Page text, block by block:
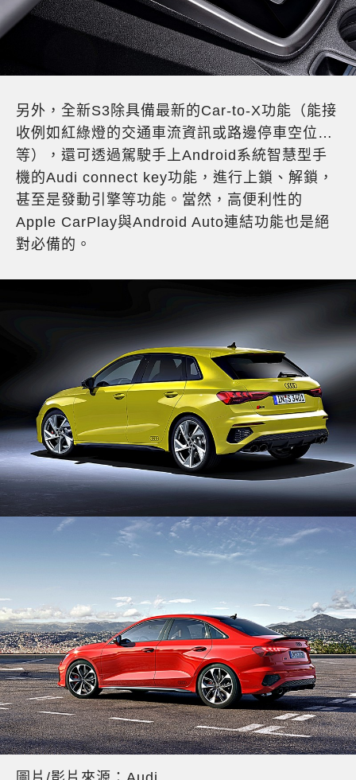
另外，全新S3除具備最新的Car-to-X功能（能接
收例如紅綠燈的交通車流資訊或路邊停車空位…
等），還可透過駕駛手上Android系統智慧型手
機的Audi connect key功能，進行上鎖、解鎖，
甚至是發動引擎等功能。當然，高便利性的
Apple CarPlay與Android Auto連結功能也是絕
對必備的。